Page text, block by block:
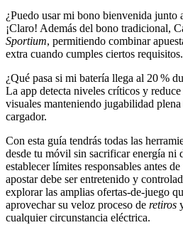
¿Puedo usar mi bono bienvenida junto
¡Claro! Además del bono tradicional,
Sportium, permitiendo combinar
extra cuando cumples ciertos
¿Qué pasa si mi batería llega al 20 %
La app detecta niveles críticos y
visuales manteniendo jugabilidad plena
cargador.
Con esta guía tendrás todas las
desde tu móvil sin sacrificar energía ni
establecer límites responsables antes
apostar debe ser entretenido y
explorar las amplias ofertas‑de‑juego
aprovechar su veloz proceso de retiros
cualquier circunstancia eléctrica.